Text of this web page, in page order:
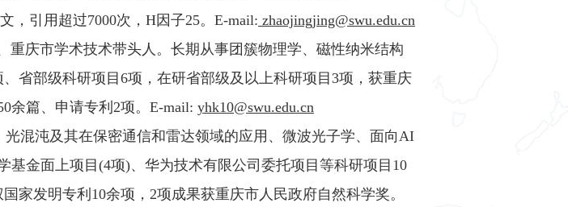
，引用超过7000次，H因子25。E-mail: zhaojingjing@swu.edu.cn
重庆市学术技术带头人。长期从事团簇物理学、磁性纳米结构
省部级科研项目6项，在研省部级及以上科研项目3项，获重庆
余篇、申请专利2项。E-mail: yhk10@swu.edu.cn
混沌及其在保密通信和雷达领域的应用、微波光子学、面向AI
金面上项目(4项)、华为技术有限公司委托项目等科研项目10
家发明专利10余项，2项成果获重庆市人民政府自然科学奖。